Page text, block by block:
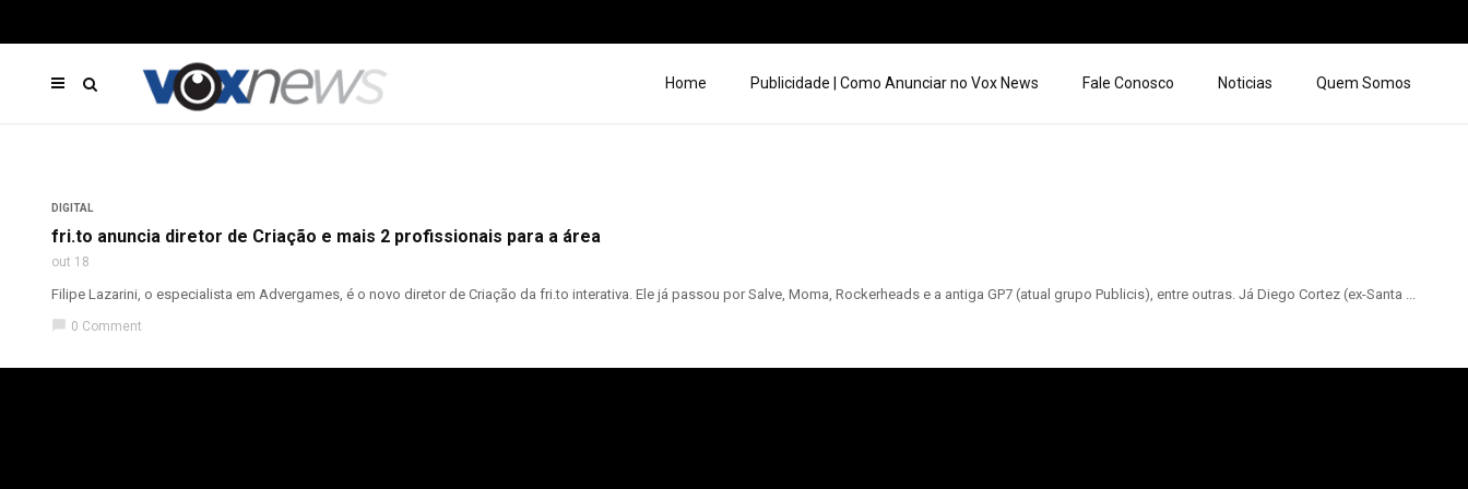
Home Publicidade | Como Anunciar no Vox News Fale Conosco Noticias Quem Somos
DIGITAL
fri.to anuncia diretor de Criação e mais 2 profissionais para a área
out 18
Filipe Lazarini, o especialista em Advergames, é o novo diretor de Criação da fri.to interativa. Ele já passou por Salve, Moma, Rockerheads e a antiga GP7 (atual grupo Publicis), entre outras. Já Diego Cortez (ex-Santa ...
chat_bubble 0 Comment